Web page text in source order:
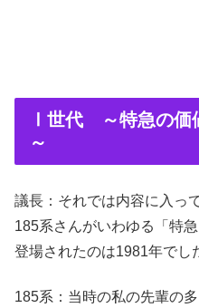
Ⅰ世代 ～特急の価
～
議長：それでは内容に入っ
185系さんがいわゆる「特
登場されたのは1981年でし
185系：当時の私の先輩の